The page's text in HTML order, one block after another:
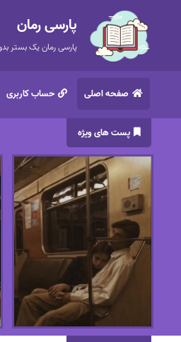
پارسی رمان
پارسی رمان یک بستر
صفحه اصلی حساب کاربری
پست های ویژه